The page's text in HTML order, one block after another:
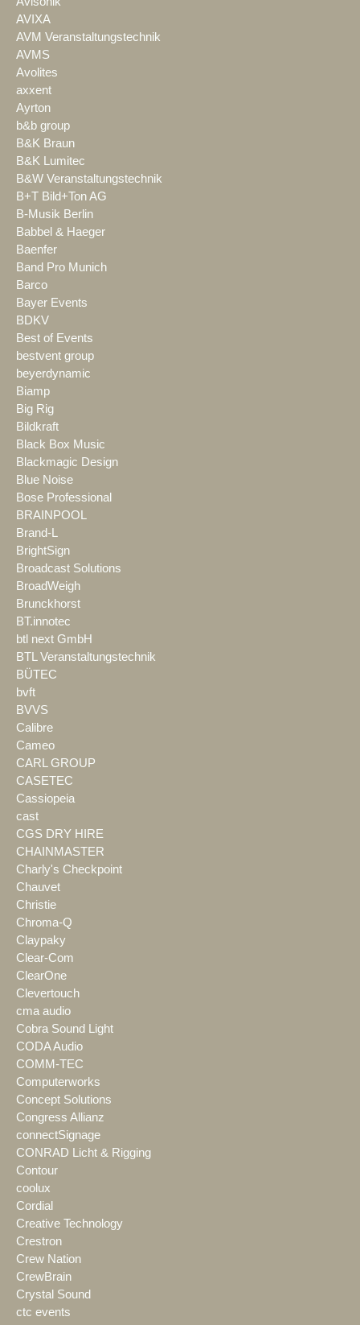
AVIXA
AVM Veranstaltungstechnik
AVMS
Avolites
axxent
Ayrton
b&b group
B&K Braun
B&K Lumitec
B&W Veranstaltungstechnik
B+T Bild+Ton AG
B-Musik Berlin
Babbel & Haeger
Baenfer
Band Pro Munich
Barco
Bayer Events
BDKV
Best of Events
bestvent group
beyerdynamic
Biamp
Big Rig
Bildkraft
Black Box Music
Blackmagic Design
Blue Noise
Bose Professional
BRAINPOOL
Brand-L
BrightSign
Broadcast Solutions
BroadWeigh
Brunckhorst
BT.innotec
btl next GmbH
BTL Veranstaltungstechnik
BÜTEC
bvft
BVVS
Calibre
Cameo
CARL GROUP
CASETEC
Cassiopeia
cast
CGS DRY HIRE
CHAINMASTER
Charly's Checkpoint
Chauvet
Christie
Chroma-Q
Claypaky
Clear-Com
ClearOne
Clevertouch
cma audio
Cobra Sound Light
CODA Audio
COMM-TEC
Computerworks
Concept Solutions
Congress Allianz
connectSignage
CONRAD Licht & Rigging
Contour
coolux
Cordial
Creative Technology
Crestron
Crew Nation
CrewBrain
Crystal Sound
ctc events